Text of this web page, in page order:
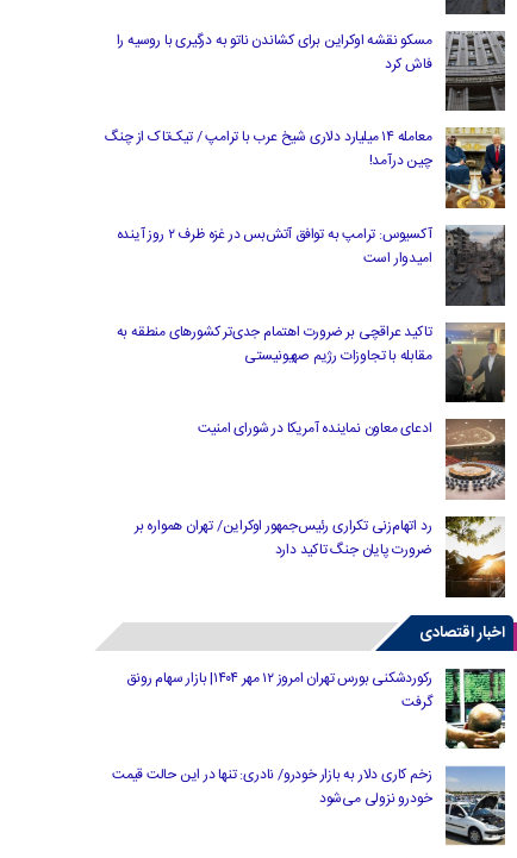
مسکو نقشه اوکراین برای کشاندن ناتو به درگیری با روسیه را
فاش کرد
معامله ۱۴ میلیارد دلاری شیخ عرب با ترامپ / تیک‌تاک از چنگ
چین درآمد!
آکسیوس: ترامپ به توافق آتش‌بس در غزه ظرف ۲ روز آینده
امیدوار است
تاکید عراقچی بر ضرورت اهتمام جدی‌تر کشورهای منطقه به
مقابله با تجاوزات رژیم صهیونیستی
ادعای معاون نماینده آمریکا در شورای امنیت
رد اتهام‌زنی تکراری رئیس‌جمهور اوکراین/ تهران همواره بر
ضرورت پایان جنگ تاکید دارد
اخبار اقتصادی
رکوردشکنی بورس تهران امروز ۱۲ مهر ۱۴۰۴| بازار سهام رونق
گرفت
زخم کاری دلار به بازار خودرو/ نادری: تنها در این حالت قیمت
خودرو نزولی می‌شود